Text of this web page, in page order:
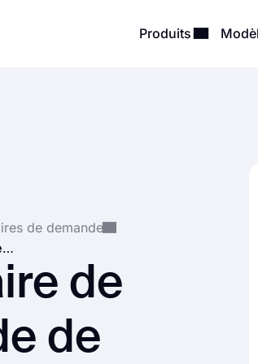
Produits
de demande
Formulaire de Demande de Marketing
de
de